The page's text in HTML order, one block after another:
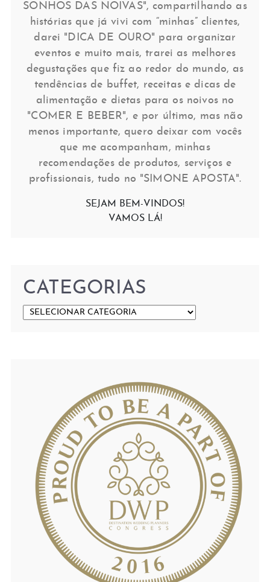
SONHOS DAS NOIVAS", compartilhando as
histórias que já vivi com “minhas” clientes,
darei "DICA DE OURO" para organizar
eventos e muito mais, trarei as melhores
degustações que fiz ao redor do mundo, as
tendências de buffet, receitas e dicas de
alimentação e dietas para os noivos no
"COMER E BEBER", e por último, mas não
menos importante, quero deixar com vocês
que me acompanham, minhas
recomendações de produtos, serviços e
profissionais, tudo no "SIMONE APOSTA".
SEJAM BEM-VINDOS!
VAMOS LÁ!
CATEGORIAS